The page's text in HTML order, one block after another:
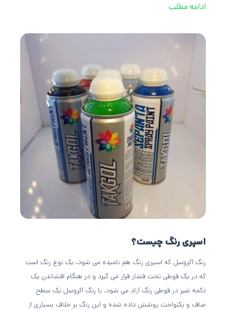
ادامه مطلب
اسپری رنگ چیست؟
رنگ آئروسل که اسپری رنگ هم نامیده می شود، یک نوع رنگ است
که در یک قوطی تحت فشار قرار می گیرد و در هنگام افشاندن یک
دکمه شیر در قوطی رنگ آزاد می شود. با رنگ آئروسل یک سطح
صاف و یکنواخت پوشش داده شده و این رنگ بر خلاف بسیاری از